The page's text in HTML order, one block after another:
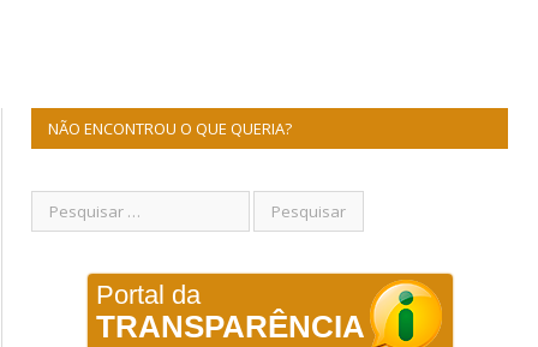
NÃO ENCONTROU O QUE QUERIA?
Portal da
TRANSPARÊNCIA